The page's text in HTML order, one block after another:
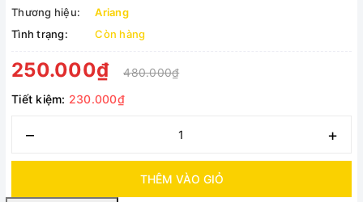
Thương hiệu:
Ariang
Tình trạng:
Còn hàng
250.000₫
480.000₫
Tiết kiệm: 230.000₫
– +
THÊM VÀO GIỎ